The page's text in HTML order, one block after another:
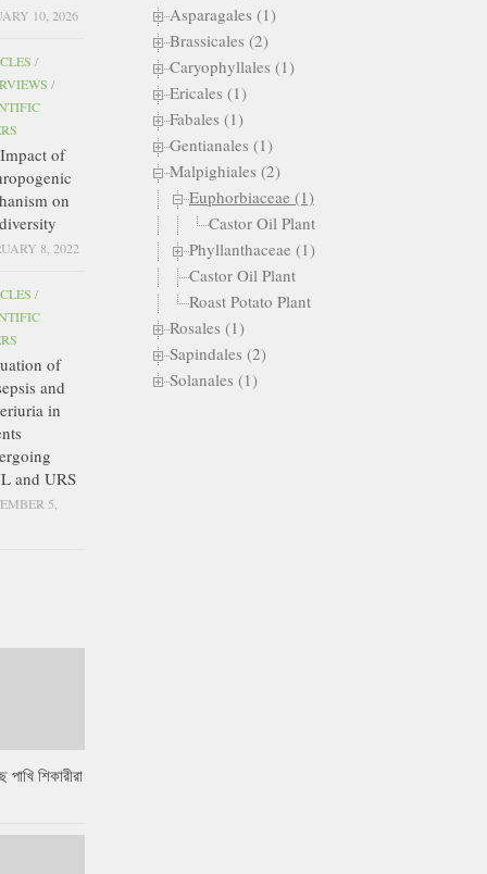
Asparagales (1)
Brassicales (2)
Caryophyllales (1)
Ericales (1)
Fabales (1)
Gentianales (1)
Malpighiales (2)
Euphorbiaceae (1)
Castor Oil Plant
Phyllanthaceae (1)
Castor Oil Plant
Roast Potato Plant
Rosales (1)
Sapindales (2)
Solanales (1)
10, 2026
/
/
of
on
8, 2022
/
of
and
in
and URS
5,
শিকারীরা